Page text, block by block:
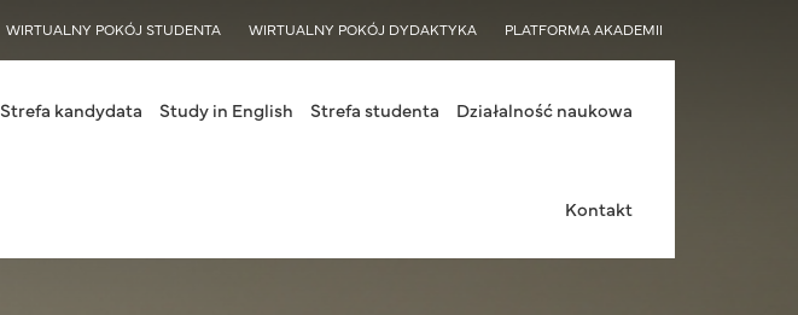
WIRTUALNY POKÓJ STUDENTA WIRTUALNY POKÓJ DYDAKTYKA PLATFORMA AKADEMII
Strefa kandydata Study in English Strefa studenta Działalność naukowa
Kontakt